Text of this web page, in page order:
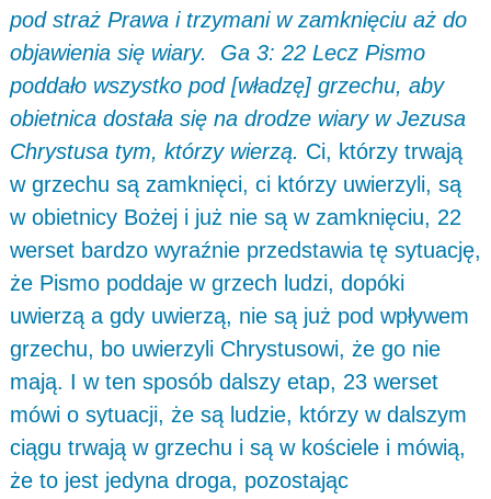
pod straż Prawa i trzymani w zamknięciu aż do
objawienia się wiary. Ga 3: 22 Lecz Pismo
poddało wszystko pod [władzę] grzechu, aby
obietnica dostała się na drodze wiary w Jezusa
Chrystusa tym, którzy wierzą. Ci, którzy trwają
w grzechu są zamknięci, ci którzy uwierzyli, są
w obietnicy Bożej i już nie są w zamknięciu, 22
werset bardzo wyraźnie przedstawia tę sytuację,
że Pismo poddaje w grzech ludzi, dopóki
uwierzą a gdy uwierzą, nie są już pod wpływem
grzechu, bo uwierzyli Chrystusowi, że go nie
mają. I w ten sposób dalszy etap, 23 werset
mówi o sytuacji, że są ludzie, którzy w dalszym
ciągu trwają w grzechu i są w kościele i mówią,
że to jest jedyna droga, pozostając